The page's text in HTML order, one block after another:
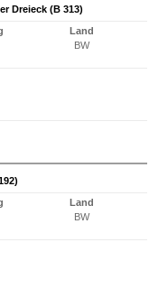
Dreieck (B 313)
Land
BW
Land
BW